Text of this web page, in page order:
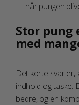
når pungen
Stor pung
med
Det korte svar er,
indhold og taske.
bedre, og en